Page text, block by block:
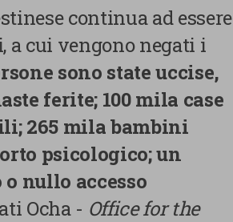
continua ad essere
cui vengono negati i
sono state uccise,
ferite; 100 mila case
265 mila bambini
psicologico; un
nullo accesso
Ocha - Office for the